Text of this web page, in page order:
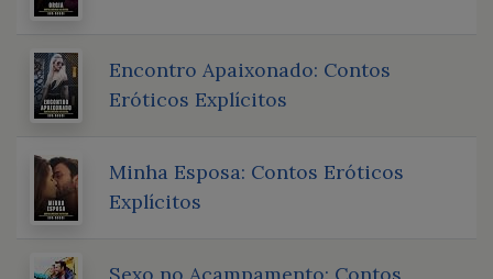
Encontro Apaixonado: Contos
Eróticos Explícitos
Minha Esposa: Contos Eróticos
Explícitos
Sexo no Acampamento: Contos